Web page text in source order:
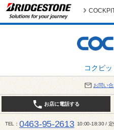
コクピ
お問い
お店に電話する
TEL 0463-95-2613 10:00-18:30 /